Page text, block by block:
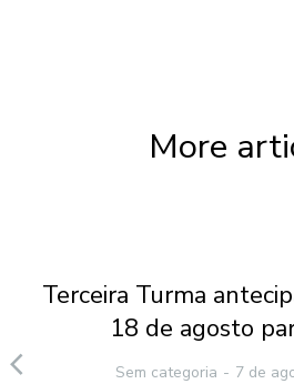
More
Terceira Turma
18 de agosto
Sem categoria 7 de